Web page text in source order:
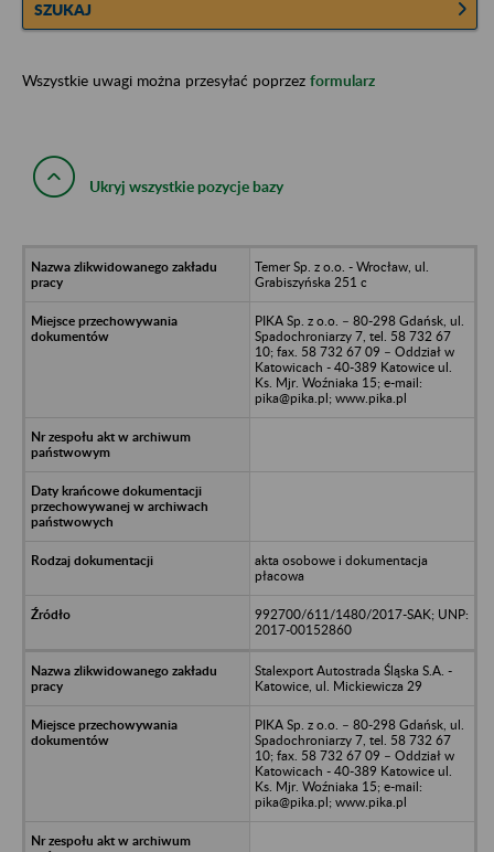
SZUKAJ
Wszystkie uwagi można przesyłać poprzez formularz
Ukryj wszystkie pozycje bazy
Temer Sp. z o.o. - Wrocław, ul.
Grabiszyńska 251 c
PIKA Sp. z o.o. – 80-298 Gdańsk, ul.
Spadochroniarzy 7, tel. 58 732 67
10; fax. 58 732 67 09 – Oddział w
Katowicach - 40-389 Katowice ul.
Ks. Mjr. Woźniaka 15; e-mail:
pika@pika.pl; www.pika.pl
akta osobowe i dokumentacja
płacowa
992700/611/1480/2017-SAK; UNP:
2017-00152860
Stalexport Autostrada Śląska S.A. -
Katowice, ul. Mickiewicza 29
PIKA Sp. z o.o. – 80-298 Gdańsk, ul.
Spadochroniarzy 7, tel. 58 732 67
10; fax. 58 732 67 09 – Oddział w
Katowicach - 40-389 Katowice ul.
Ks. Mjr. Woźniaka 15; e-mail:
pika@pika.pl; www.pika.pl